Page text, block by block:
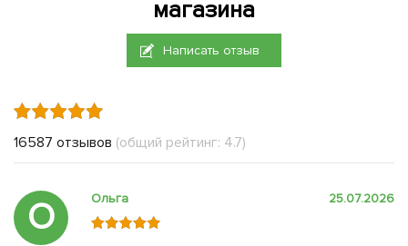
магазина
Написать отзыв
16587 отзывов (общий рейтинг: 4.7)
О Ольга 25.07.2026